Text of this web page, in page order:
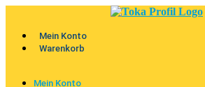
Mein Konto
Warenkorb
Mein Konto